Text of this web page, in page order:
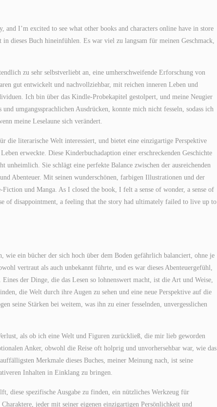
and I’m excited to see what other books and characters online have in store
dieses Buch hineinfühlen. Es war viel zu langsam für meinen Geschmack,
zu sehr selbstverliebt an, eine umherschweifende Erforschung von
gut entwickelt und nachvollziehbar, mit reichen inneren Leben und
Ich bin über das Kindle-Probekapitel gestolpert, und meine Neugier
umgangssprachlichen Ausdrücken, konnte mich nicht fesseln, sodass ich
meine Leselaune sich verändert.
die literarische Welt interessiert, und bietet eine einzigartige Perspektive
erweckte. Diese Kinderbuchadaption einer erschreckenden Geschichte
Sie schlägt eine perfekte Balance zwischen der ausreichenden
Abenteuer. Mit seinen wunderschönen, farbigen Illustrationen und der
und Manga. As I closed the book, I felt a sense of wonder, a sense of
of disappointment, a feeling that the story had ultimately failed to live up to
wie ein bücher der sich hoch über dem Boden gefährlich balanciert, ohne je
vertraut als auch unbekannt führte, und es war dieses Abenteuergefühl,
der Dinge, die das Lesen so lohnenswert macht, ist die Art und Weise,
die Welt durch ihre Augen zu sehen und eine neue Perspektive auf die
seine Stärken bei weitem, was ihn zu einer fesselnden, unvergesslichen
als ob ich eine Welt und Figuren zurückließ, die mir lieb geworden
Anker, obwohl die Reise oft holprig und unvorhersehbar war, wie das
Merkmale dieses Buches, meiner Meinung nach, ist seine
Inhalten in Einklang zu bringen.
diese spezifische Ausgabe zu finden, ein nützliches Werkzeug für
jeder mit seiner eigenen einzigartigen Persönlichkeit und